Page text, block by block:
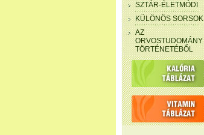
SZTÁR-ÉLETMÓDI
KÜLÖNÖS SORSOK
AZ
ORVOSTUDOMÁNY
TÖRTÉNETÉBŐL